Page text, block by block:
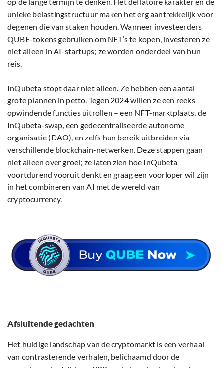
unieke belastingstructuur maken het erg aantrekkelijk voor
degenen die van staken houden. Wanneer investeerders
QUBE-tokens gebruiken om NFT’s te kopen, investeren ze
niet alleen in AI-startups; ze worden onderdeel van hun
reis.
InQubeta stopt daar niet alleen. Ze hebben een aantal
grote plannen in petto. Tegen 2024 willen ze een reeks
opwindende functies uitrollen – een NFT-marktplaats, de
InQubeta-swap, een gedecentraliseerde autonome
organisatie (DAO), en zelfs hun bereik uitbreiden via
verschillende blockchain-netwerken. Deze stappen gaan
niet alleen over groei; ze laten zien hoe InQubeta
voortdurend vooruit denkt en graag een voorloper wil zijn
in het combineren van AI met de wereld van
cryptocurrency.
Afsluitende gedachten
Het huidige landschap van de cryptomarkt is een verhaal
van contrasterende verhalen, belichaamd door de